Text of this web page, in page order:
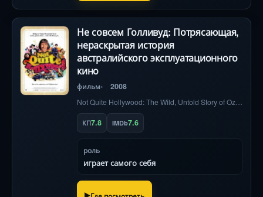
Не совсем Голливуд: Потрясающая,
нераскрытая история
австралийского эксплуатационного
кино
фильм 2008
КП7.8 IMDb7.6
роль
играет самого себя